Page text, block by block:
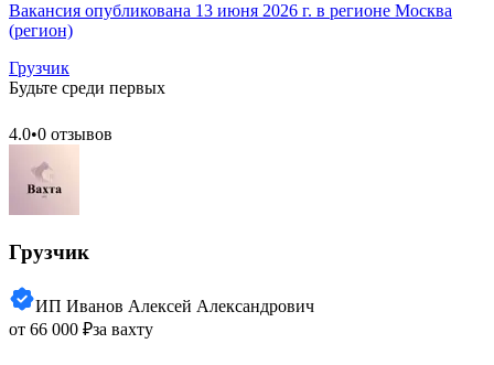
Вакансия опубликована 13 июня 2026 г. в регионе Москва
(регион)
Грузчик
Будьте среди первых
4.0•0 отзывов
Грузчик
ИП Иванов Алексей Александрович
от 66 000 ₽за вахту